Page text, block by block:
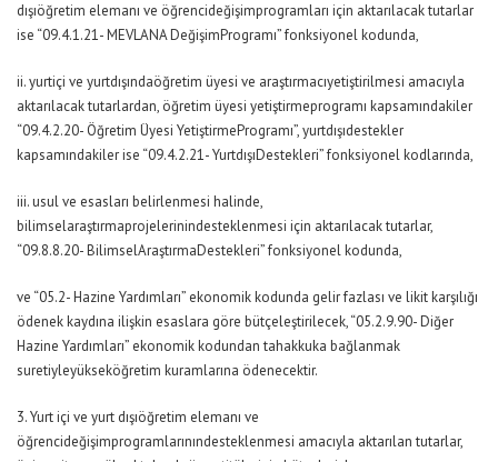
dışıöğretim elemanı ve öğrencideğişimprogramları için aktarılacak tutarlar
ise “09.4.1.21- MEVLANA DeğişimProgramı” fonksiyonel kodunda,
ii. yurtiçi ve yurtdışındaöğretim üyesi ve araştırmacıyetiştirilmesi amacıyla
aktarılacak tutarlardan, öğretim üyesi yetiştirmeprogramı kapsamındakiler
“09.4.2.20- Öğretim Üyesi YetiştirmeProgramı”, yurtdışıdestekler
kapsamındakiler ise “09.4.2.21- YurtdışıDestekleri” fonksiyonel kodlarında,
iii. usul ve esasları belirlenmesi halinde,
bilimselaraştırmaprojelerinindesteklenmesi için aktarılacak tutarlar,
“09.8.8.20- BilimselAraştırmaDestekleri” fonksiyonel kodunda,
ve “05.2- Hazine Yardımları” ekonomik kodunda gelir fazlası ve likit karşılığı
ödenek kaydına ilişkin esaslara göre bütçeleştirilecek, “05.2.9.90- Diğer
Hazine Yardımları” ekonomik kodundan tahakkuka bağlanmak
suretiyleyükseköğretim kuramlarına ödenecektir.
3. Yurt içi ve yurt dışıöğretim elemanı ve
öğrencideğişimprogramlarınındesteklenmesi amacıyla aktarılan tutarlar,